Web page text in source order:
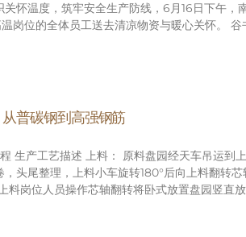
怀温度，筑牢安全生产防线，6月16日下午
岗位的全体员工送去清凉物资与暖心关怀。
普碳钢到高强钢筋
生产工艺描述 上料： 原料盘园经天车吊运
头尾整理，上料小车旋转180°后向上料翻转
料岗位人员操作芯轴翻转将卧式放置盘园竖直